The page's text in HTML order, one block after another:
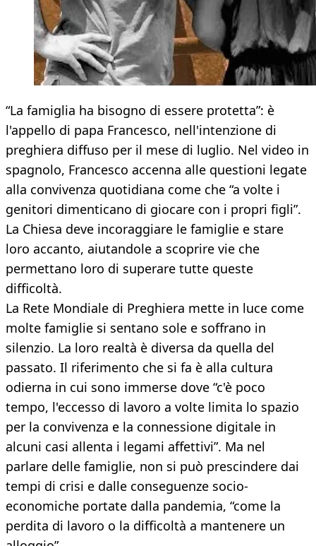
“La famiglia ha bisogno di essere protetta”: è
l'appello di papa Francesco, nell'intenzione di
preghiera diffuso per il mese di luglio. Nel video in
spagnolo, Francesco accenna alle questioni legate
alla convivenza quotidiana come che “a volte i
genitori dimenticano di giocare con i propri figli”.
La Chiesa deve incoraggiare le famiglie e stare
loro accanto, aiutandole a scoprire vie che
permettano loro di superare tutte queste
difficoltà.
La Rete Mondiale di Preghiera mette in luce come
molte famiglie si sentano sole e soffrano in
silenzio. La loro realtà è diversa da quella del
passato. Il riferimento che si fa è alla cultura
odierna in cui sono immerse dove “c'è poco
tempo, l'eccesso di lavoro a volte limita lo spazio
per la convivenza e la connessione digitale in
alcuni casi allenta i legami affettivi”. Ma nel
parlare delle famiglie, non si può prescindere dai
tempi di crisi e dalle conseguenze socio-
economiche portate dalla pandemia, “come la
perdita di lavoro o la difficoltà a mantenere un